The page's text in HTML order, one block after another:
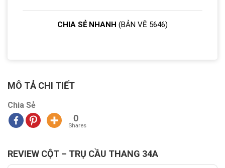
CHIA SẺ NHANH (BẢN VẼ 5646)
MÔ TẢ CHI TIẾT
Chia Sẻ
0
Shares
REVIEW CỘT – TRỤ CẦU THANG 34A